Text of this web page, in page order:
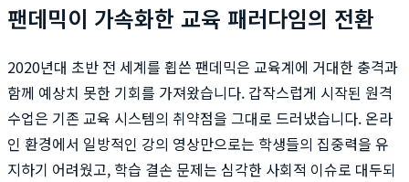
팬데믹이 가속화한 교육 패러다임의 전환
2020년대 초반 전 세계를 휩쓴 팬데믹은 교육계에 거대한 충격과
함께 예상치 못한 기회를 가져왔습니다. 갑작스럽게 시작된 원격
수업은 기존 교육 시스템의 취약점을 그대로 드러냈습니다. 온라
인 환경에서 일방적인 강의 영상만으로는 학생들의 집중력을 유
지하기 어려웠고, 학습 결손 문제는 심각한 사회적 이슈로 대두되